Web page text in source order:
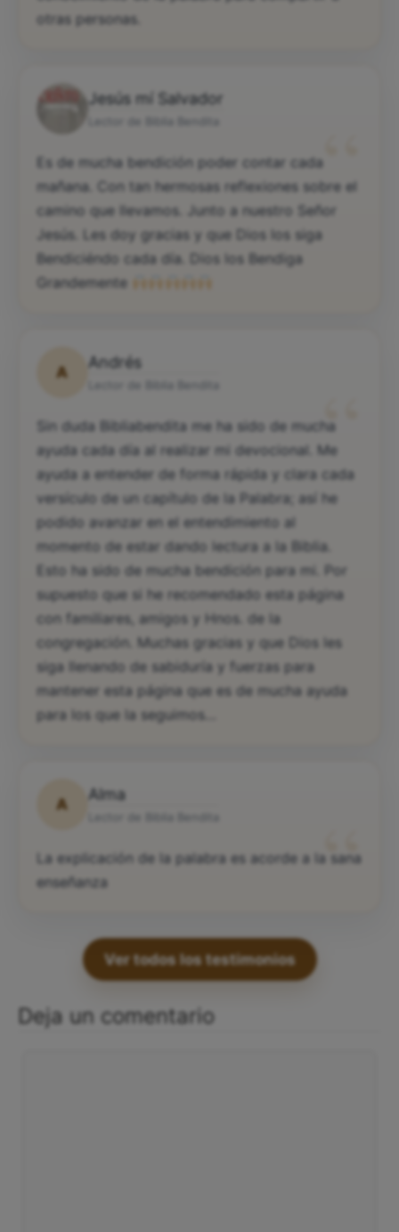
otras personas.
Jesús mí Salvador
“
Es de mucha bendición poder contar cada
mañana. Con tan hermosas reflexiones sobre el
camino que llevamos. Junto a nuestro Señor
Jesús. Les doy gracias y que Dios los siga
Bendiciéndo cada día. Dios los Bendiga
Grandemente
A
Andrés
“
Sin duda Bibliabendita me ha sido de mucha
ayuda cada día al realizar mi devocional. Me
ayuda a entender de forma rápida y clara cada
versículo de un capítulo de la Palabra; así he
podido avanzar en el entendimiento al
momento de estar dando lectura a la Biblia.
Esto ha sido de mucha bendición para mi. Por
supuesto que si he recomendado esta página
con familiares, amigos y Hnos. de la
congregación. Muchas gracias y que Dios les
siga llenando de sabiduría y fuerzas para
mantener esta página que es de mucha ayuda
para los que la seguimos…
A
Alma
“
La explicación de la palabra es acorde a la sana
enseñanza
Ver todos los testimonios
Deja un comentario